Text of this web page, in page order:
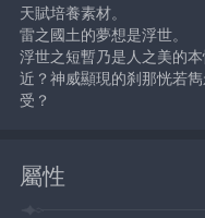
天賦培養素材。
雷之國土的夢想是浮世。
浮世之短暫乃是人之美的
近？神威顯現的刹那恍若
受？
屬性